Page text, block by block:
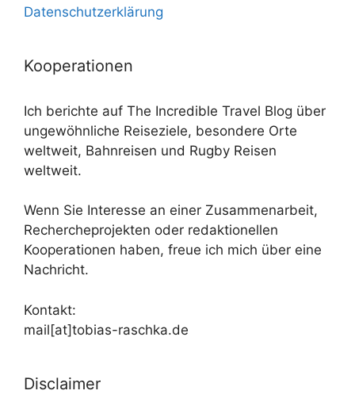
Datenschutzerklärung
Kooperationen
Ich berichte auf The Incredible Travel Blog über
ungewöhnliche Reiseziele, besondere Orte
weltweit, Bahnreisen und Rugby Reisen
weltweit.
Wenn Sie Interesse an einer Zusammenarbeit,
Rechercheprojekten oder redaktionellen
Kooperationen haben, freue ich mich über eine
Nachricht.
Kontakt:
mail[at]tobias-raschka.de
Disclaimer